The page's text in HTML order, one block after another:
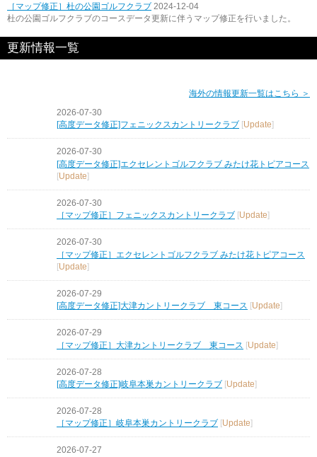
［マップ修正］杜の公園ゴルフクラブ 2024-12-04
杜の公園ゴルフクラブのコースデータ更新に伴うマップ修正を行いました。
更新情報一覧
海外の情報更新一覧はこちら ＞
2026-07-30
[高度データ修正]フェニックスカントリークラブ
Update
2026-07-30
[高度データ修正]エクセレントゴルフクラブ みたけ花トピアコース
[Update]
2026-07-30
［マップ修正］フェニックスカントリークラブ [Update]
2026-07-30
［マップ修正］エクセレントゴルフクラブ みたけ花トピアコース
[Update]
2026-07-29
[高度データ修正]大津カントリークラブ 東コース [Update]
2026-07-29
［マップ修正］大津カントリークラブ 東コース [Update]
2026-07-28
[高度データ修正]岐阜本巣カントリークラブ [Update]
2026-07-28
［マップ修正］岐阜本巣カントリークラブ
Update
2026-07-27